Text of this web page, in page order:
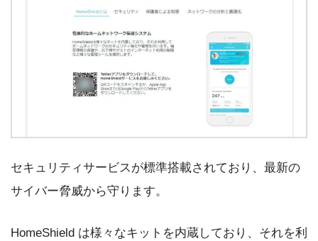
セキュリティサービスが標準搭載されており、最新の
サイバー脅威から守ります。
HomeShield は様々なキットを内蔵しており、それを利